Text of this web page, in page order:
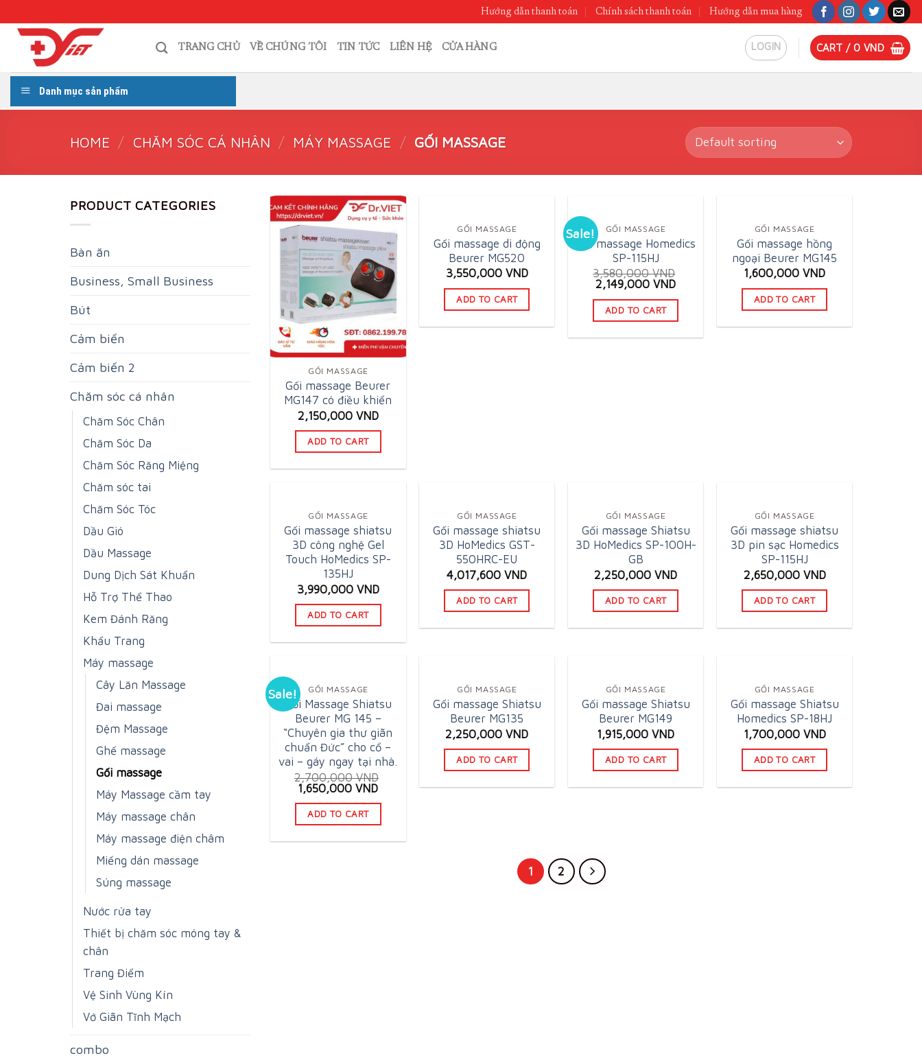
content
Hướng dẫn thanh toán Chính sách thanh toán Hướng dẫn mua hàng
TRANG CHỦ VỀ CHÚNG TÔI TIN TỨC LIÊN HỆ CỬA HÀNG LOGIN CART / 0 VND
Danh mục sản phẩm
HOME / CHĂM SÓC CÁ NHÂN / MÁY MASSAGE / GỐI MASSAGE
PRODUCT CATEGORIES
Bàn ăn
Business, Small Business
Bút
Cảm biến
Cảm biến 2
Chăm sóc cá nhân
Chăm Sóc Chân
Chăm Sóc Da
Chăm Sóc Răng Miệng
Chăm sóc tai
Chăm Sóc Tóc
Dầu Gió
Dầu Massage
Dung Dịch Sát Khuẩn
Hỗ Trợ Thể Thao
Kem Đánh Răng
Khẩu Trang
Máy massage
Cây Lăn Massage
Đai massage
Đệm Massage
Ghế massage
Gối massage
Máy Massage cầm tay
Máy massage chân
Máy massage điện châm
Miếng dán massage
Súng massage
Nước rửa tay
Thiết bị chăm sóc móng tay &
chân
Trang Điểm
Vệ Sinh Vùng Kín
Vớ Giãn Tĩnh Mạch
combo
GỐI MASSAGE
Gối massage Beurer
MG147 có điều khiển
2,150,000 VND
ADD TO CART
GỐI MASSAGE
Gối massage di động
Beurer MG520
3,550,000 VND
ADD TO CART
Sale! GỐI MASSAGE
Gối massage Homedics
SP-115HJ
3,580,000VND
Original
was:
3,580,000 VND.
2,149,000VNDCurrent
ADD TO CART
GỐI MASSAGE
Gối massage hồng
ngoại Beurer MG145
1,600,000VND
ADD TO CART
GỐI MASSAGE
Gối massage shiatsu
3D công nghệ Gel
Touch HoMedics SP-
135HJ
3,990,000 VND
ADD TO CART
GỐI MASSAGE
Gối massage shiatsu
3D HoMedics GST-
550HRC-EU
4,017,600VND
ADD TO CART
GỐI MASSAGE
Gối massage Shiatsu
3D HoMedics SP-100H-
GB
2,250,000VND
ADD TO CART
GỐI MASSAGE
Gối massage shiatsu
3D pin sạc Homedics
SP-115HJ
2,650,000 VND
ADD TO CART
Sale! GỐI MASSAGE
Gối Massage Shiatsu
Beurer MG 145 –
“Chuyên gia thư giãn
chuẩn Đức” cho cổ –
vai – gáy ngay tại nhà.
2,700,000VND
Original
price
was:
2,700,000 VND.
1,650,000VNDCurrent
ADD TO CART
GỐI MASSAGE
Gối massage Shiatsu
Beurer MG135
2,250,000VND
ADD TO CART
GỐI MASSAGE
Gối massage Shiatsu
Beurer MG149
1,915,000VND
ADD TO CART
GỐI MASSAGE
Gối massage Shiatsu
Homedics SP-18HJ
1,700,000 VND
ADD TO CART
1 2